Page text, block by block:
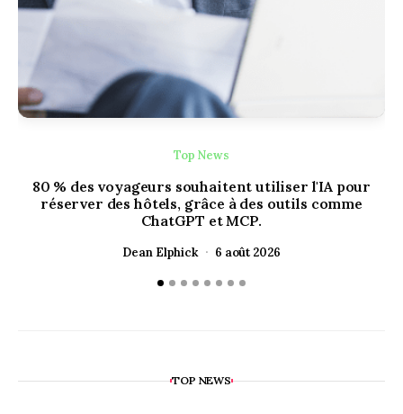
Top News
80 % des voyageurs souhaitent utiliser l'IA pour
réserver des hôtels, grâce à des outils comme
ChatGPT et MCP.
Dean Elphick 6 août 2026
TOP NEWS